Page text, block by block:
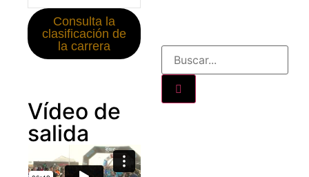
Consulta la
clasificación de
la carrera
Vídeo de
salida